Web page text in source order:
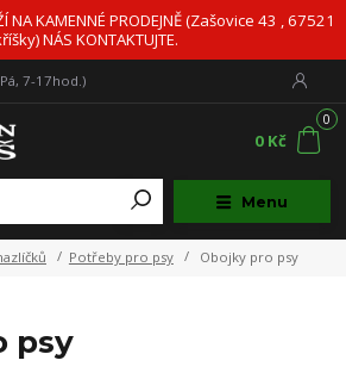
NA KAMENNÉ PRODEJNĚ (Zašovice 43 , 67521
NÁS KONTAKTUJTE.
Menu
7-17hod.)
0
0 Kč
Potřeby pro psy Obojky pro psy
psy